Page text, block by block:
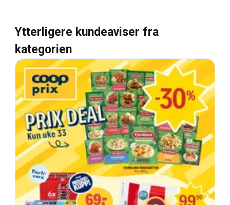
Ytterligere kundeaviser fra
kategorien